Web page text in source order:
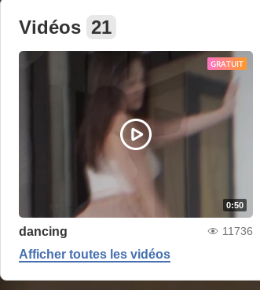
Vidéos 21
GRATUIT
0:50
dancing 11736
Afficher toutes les vidéos